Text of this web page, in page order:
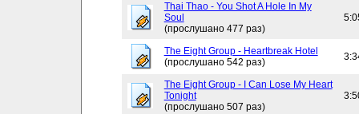
Thai Thao - You Shot A Hole In My
Soul
(прослушано 477 раз)
The Eight Group - Heartbreak Hotel
(прослушано 542 раз)
The Eight Group - I Can Lose My Heart
Tonight
(прослушано 507 раз)